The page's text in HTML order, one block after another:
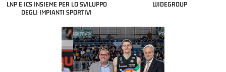
LNP E ICS INSIEME PER LO SVILUPPO
DEGLI IMPIANTI SPORTIVI
WIDEGROUP